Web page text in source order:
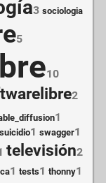
3 sociologia
5
10
2
1
suicidio1 swagger1
televisión2
1 tests1 thonny1